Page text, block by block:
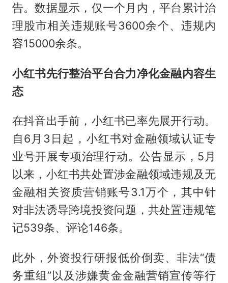
告。数据显示，仅一个月内，平台累计治
理股市相关违规账号3600余个、违规内
容15000余条。
小红书先行整治平台合力净化金融内容生
态
在抖音出手前，小红书已率先展开行动。
自6月3日起，小红书对金融领域认证专
业号开展专项治理行动。公告显示，5月
以来，小红书共处置涉金融领域违规及无
金融相关资质营销账号3.1万个，其中针
对非法诱导跨境投资问题，共处置违规笔
记539条、评论146条。
此外，外资投行研报低价倒卖、非法“债
务重组”以及涉嫌黄金金融营销宣传等行